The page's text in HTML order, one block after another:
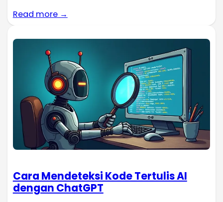
Read more →
Cara Mendeteksi Kode Tertulis AI
dengan ChatGPT